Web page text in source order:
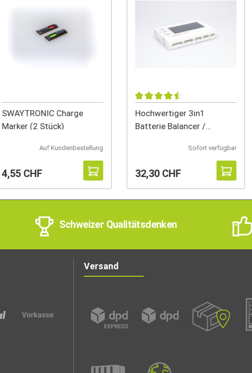
SWAYTRONIC Charge
Marker (2 Stück)
Auf Kundenbestellung
4,55 CHF
Hochwertiger 3in1
Batterie Balancer /
Sofort verfügbar
32,30 CHF
Schweizer Qualitätsdenken
Versand